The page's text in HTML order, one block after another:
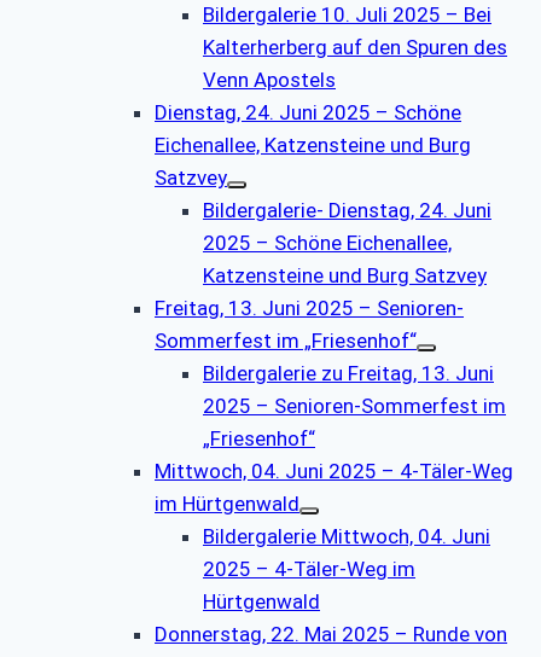
Bildergalerie 10. Juli 2025 – Bei
Kalterherberg auf den Spuren des
Venn Apostels
Dienstag, 24. Juni 2025 – Schöne
Eichenallee, Katzensteine und Burg
Satzvey
Bildergalerie- Dienstag, 24. Juni
2025 – Schöne Eichenallee,
Katzensteine und Burg Satzvey
Freitag, 13. Juni 2025 – Senioren-
Sommerfest im „Friesenhof“
Bildergalerie zu Freitag, 13. Juni
2025 – Senioren-Sommerfest im
„Friesenhof“
Mittwoch, 04. Juni 2025 – 4-Täler-Weg
im Hürtgenwald
Bildergalerie Mittwoch, 04. Juni
2025 – 4-Täler-Weg im
Hürtgenwald
Donnerstag, 22. Mai 2025 – Runde von